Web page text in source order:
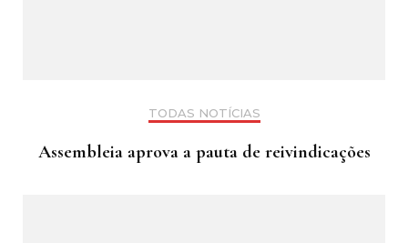
TODAS NOTÍCIAS
Assembleia aprova a pauta de reivindicações